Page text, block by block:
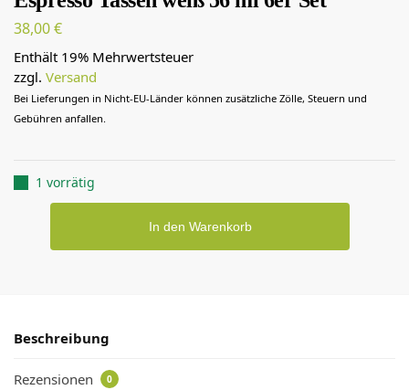
38,00€
Enthält 19% Mehrwertsteuer
zzgl. Versand
Bei Lieferungen in Nicht-EU-Länder können zusätzliche Zölle, Steuern und
Gebühren anfallen.
1 vorrätig
In den Warenkorb
Beschreibung
Rezensionen 0